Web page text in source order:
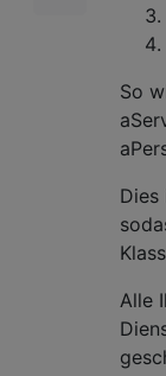
So
Dies
Alle